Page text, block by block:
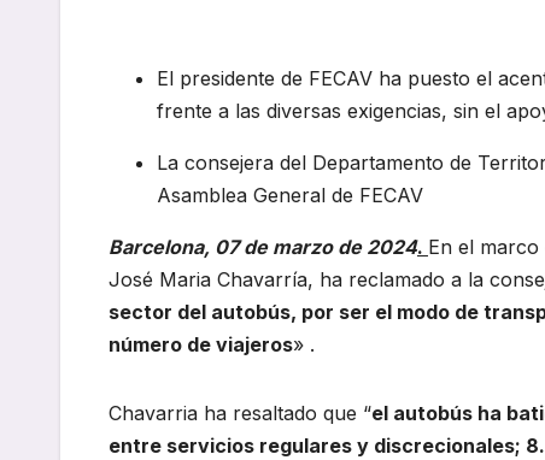
El presidente de FECAV ha puesto el
frente a las diversas exigencias, sin el
La consejera del Departamento de
Asamblea General de FECAV
Barcelona, 07 de marzo de 2024. En el marco
José Maria Chavarría, ha reclamado a la
sector del autobús, por ser el modo de
número de viajeros» .
Chavarria ha resaltado que “el autobús ha
entre servicios regulares y discrecionales;